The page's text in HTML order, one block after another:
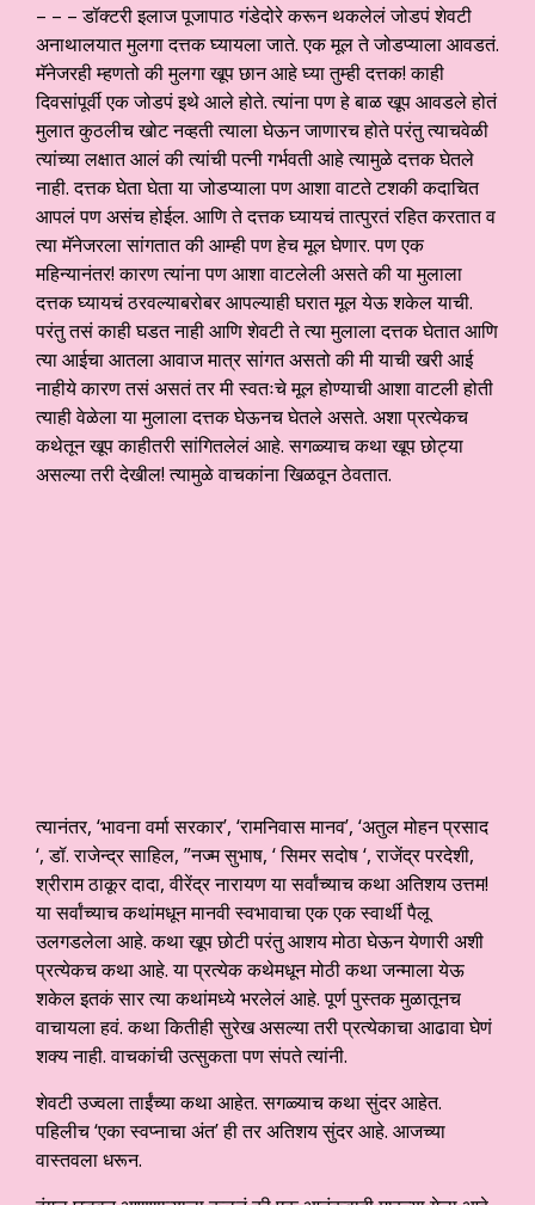
– – – डॉक्टरी इलाज पूजापाठ गंडेदोरे करून थकलेलं जोडपं शेवटी
अनाथालयात मुलगा दत्तक घ्यायला जाते. एक मूल ते जोडप्याला आवडतं.
मॅनेजरही म्हणतो की मुलगा खूप छान आहे घ्या तुम्ही दत्तक! काही
दिवसांपूर्वी एक जोडपं इथे आले होते. त्यांना पण हे बाळ खूप आवडले होतं
मुलात कुठलीच खोट नव्हती त्याला घेऊन जाणारच होते परंतु त्याचवेळी
त्यांच्या लक्षात आलं की त्यांची पत्नी गर्भवती आहे त्यामुळे दत्तक घेतले
नाही. दत्तक घेता घेता या जोडप्याला पण आशा वाटते टशकी कदाचित
आपलं पण असंच होईल. आणि ते दत्तक घ्यायचं तात्पुरतं रहित करतात व
त्या मॅनेजरला सांगतात की आम्ही पण हेच मूल घेणार. पण एक
महिन्यानंतर! कारण त्यांना पण आशा वाटलेली असते की या मुलाला
दत्तक घ्यायचं ठरवल्याबरोबर आपल्याही घरात मूल येऊ शकेल याची.
परंतु तसं काही घडत नाही आणि शेवटी ते त्या मुलाला दत्तक घेतात आणि
त्या आईचा आतला आवाज मात्र सांगत असतो की मी याची खरी आई
नाहीये कारण तसं असतं तर मी स्वतःचे मूल होण्याची आशा वाटली होती
त्याही वेळेला या मुलाला दत्तक घेऊनच घेतले असते. अशा प्रत्येकच
कथेतून खूप काहीतरी सांगितलेलं आहे. सगळ्याच कथा खूप छोट्या
असल्या तरी देखील! त्यामुळे वाचकांना खिळवून ठेवतात.
त्यानंतर, ‘भावना वर्मा सरकार’, ‘रामनिवास मानव’, ‘अतुल मोहन प्रसाद
‘, डॉ. राजेन्द्र साहिल, ”नज्म सुभाष, ‘ सिमर सदोष ‘, राजेंद्र परदेशी,
श्रीराम ठाकूर दादा,वीरेंद्र नारायण या सर्वांच्याच कथा अतिशय उत्तम!
या सर्वांच्याच कथांमधून मानवी स्वभावाचा एक एक स्वार्थी पैलू
उलगडलेला आहे. कथा खूप छोटी परंतु आशय मोठा घेऊन येणारी अशी
प्रत्येकच कथा आहे. या प्रत्येक कथेमधून मोठी कथा जन्माला येऊ
शकेल इतकं सार त्या कथांमध्ये भरलेलं आहे. पूर्ण पुस्तक मुळातूनच
वाचायला हवं. कथा कितीही सुरेख असल्या तरी प्रत्येकाचा आढावा घेणं
शक्य नाही. वाचकांची उत्सुकता पण संपते त्यांनी.
शेवटी उज्वला ताईंच्या कथा आहेत. सगळ्याच कथा सुंदर आहेत.
पहिलीच ‘एका स्वप्नाचा अंत’ ही तर अतिशय सुंदर आहे. आजच्या
वास्तवला धरून.